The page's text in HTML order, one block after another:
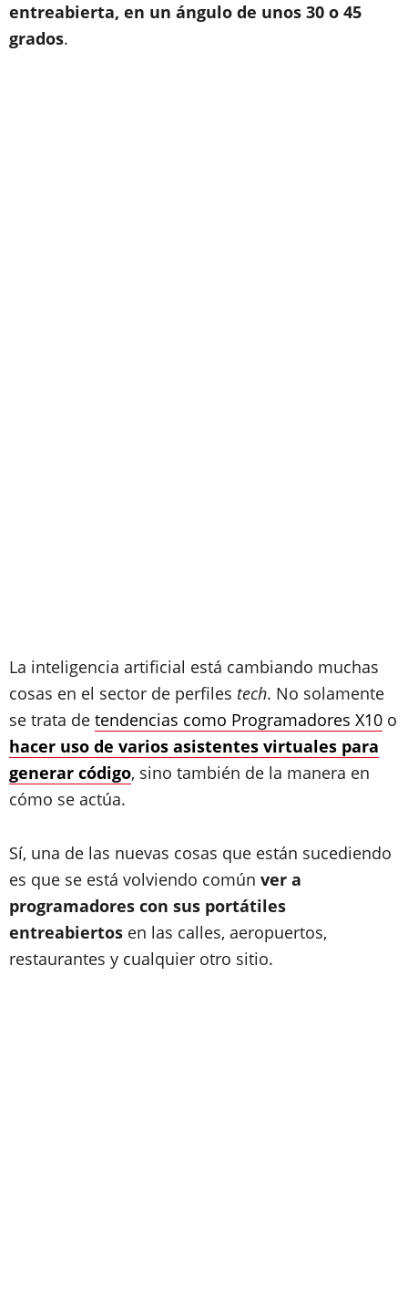
entreabierta, en un ángulo de unos 30 o 45
grados.
La inteligencia artificial está cambiando muchas
cosas en el sector de perfiles tech. No solamente
se trata de tendencias como Programadores X10 o
hacer uso de varios asistentes virtuales para
generar código, sino también de la manera en
cómo se actúa.
Sí, una de las nuevas cosas que están sucediendo
es que se está volviendo común ver a
programadores con sus portátiles
entreabiertos en las calles, aeropuertos,
restaurantes y cualquier otro sitio.